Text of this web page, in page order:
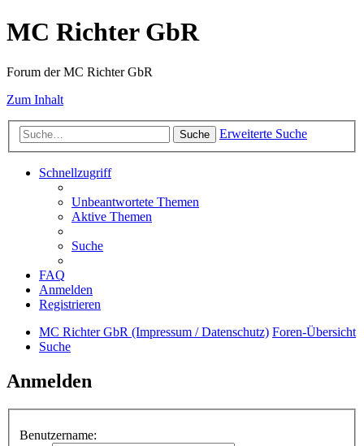
MC Richter GbR
Forum der MC Richter GbR
Zum Inhalt
Suche Erweiterte Suche
Schnellzugriff
Unbeantwortete Themen
Aktive Themen
Suche
FAQ
Anmelden
Registrieren
MC Richter GbR (Impressum / Datenschutz) Foren-Übersicht
Suche
Anmelden
Benutzername: